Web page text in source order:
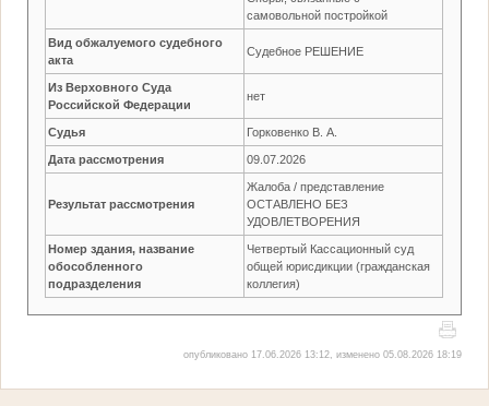
самовольной постройкой
Вид обжалуемого судебного
акта
Судебное РЕШЕНИЕ
Из Верховного Суда
Российской Федерации
нет
Судья Горковенко В. А.
Дата рассмотрения 09.07.2026
Результат рассмотрения
Жалоба / представление
ОСТАВЛЕНО БЕЗ
УДОВЛЕТВОРЕНИЯ
Номер здания, название
обособленного
подразделения
Четвертый Кассационный суд
общей юрисдикции (гражданская
коллегия)
опубликовано 17.06.2026 13:12, изменено 05.08.2026 18:19